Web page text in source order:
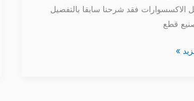
فقد شرحنا سابقا بالتفصيل
قطع
»